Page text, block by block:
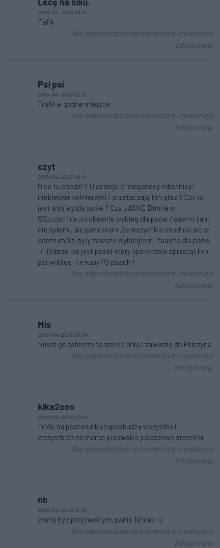
2018-04-25 16:38:01
Fafik
Aby odpowiedzieć na komentarz, musisz być
zalogowany.
Psi psi
2018-04-25 16:12:31
Trafił w godne miejsce.
Aby odpowiedzieć na komentarz, musisz być
zalogowany.
czyt
2018-04-25 15:48:14
O co tu chodzi ? Dlaczego ci eleganccy robotnicy/
niebieskie kołnierzyki / przetaczają ten głaz ? Czy to
jest wybieg dla psów ? Czy JASNE Błonia w
SSzczecinie ,to obecnie wybieg dla psów / dawno tam
nie byłem , ale pamietam ,że wszystkie chodniki wc w
centrum Sz. były zawsze wybiegiem i toaleta dla psów
!/. Dobrze ,że jest poseł który społecznie sprzatął ten
psi wybieg , te kupy PO psach !
Aby odpowiedzieć na komentarz, musisz być
zalogowany.
Mis
2018-04-25 15:35:54
Niech go zabierze ta smieciarka i zawiezie do Polczyna
Aby odpowiedzieć na komentarz, musisz być
zalogowany.
kika2ooo
2018-04-25 15:27:44
Trolle na posterunku zapaskudzą wszystko i
wszystkich za marne pisowskie judaszowe srebrniki
Aby odpowiedzieć na komentarz, musisz być
zalogowany.
nh
2018-04-25 15:10:12
warto być przyzwoitym, panie Nitras :-(
Aby odpowiedzieć na komentarz, musisz być
zalogowany.